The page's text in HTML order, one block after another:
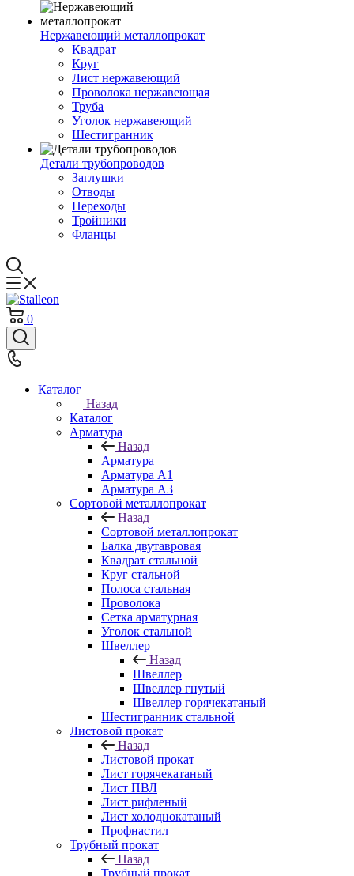
Нержавеющий металлопрокат
Квадрат
Круг
Лист нержавеющий
Проволока нержавеющая
Труба
Уголок нержавеющий
Шестигранник
Детали трубопроводов
Заглушки
Отводы
Переходы
Тройники
Фланцы
0
Каталог
Назад
Каталог
Арматура
Назад
Арматура
Арматура A1
Арматура А3
Сортовой металлопрокат
Назад
Сортовой металлопрокат
Балка двутавровая
Квадрат стальной
Круг стальной
Полоса стальная
Проволока
Сетка арматурная
Уголок стальной
Швеллер
Назад
Швеллер
Швеллер гнутый
Швеллер горячекатаный
Шестигранник стальной
Листовой прокат
Назад
Листовой прокат
Лист горячекатаный
Лист ПВЛ
Лист рифленый
Лист холоднокатаный
Профнастил
Трубный прокат
Назад
Трубный прокат